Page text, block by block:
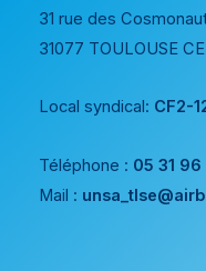
31 rue des
31077 TOULOUSE
Local syndical: CF2-
Téléphone : 05 31
Mail :